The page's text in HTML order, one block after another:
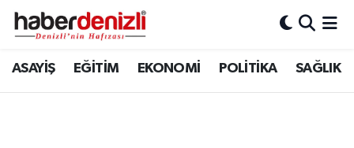
ASAYİŞ EĞİTİM EKONOMİ POLİTİKA SAĞLIK
Denizli Nöbetçi Eczaneler